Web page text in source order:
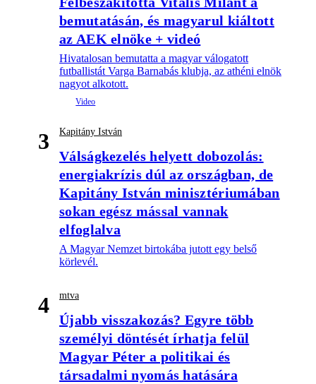
bemutatásán, és magyarul kiáltott
az AEK elnöke + videó
Hivatalosan bemutatta a magyar válogatott
futballistát Varga Barnabás klubja, az athéni elnök
nagyot alkotott.
3 Kapitány István
Válságkezelés helyett dobozolás:
energiakrízis dúl az országban, de
Kapitány István minisztériumában
sokan egész mással vannak
elfoglalva
A Magyar Nemzet birtokába jutott egy belső
körlevél.
4 mtva
Újabb visszakozás? Egyre több
személyi döntését írhatja felül
Magyar Péter a politikai és
társadalmi nyomás hatására